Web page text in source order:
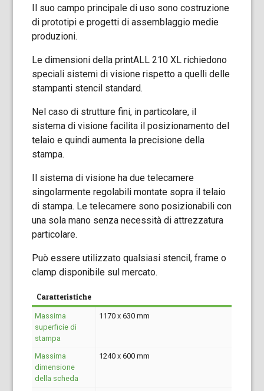
Il suo campo principale di uso sono costruzione
di prototipi e progetti di assemblaggio medie
produzioni.
Le dimensioni della printALL 210 XL richiedono
speciali sistemi di visione rispetto a quelli delle
stampanti stencil standard.
Nel caso di strutture fini, in particolare, il
sistema di visione facilita il posizionamento del
telaio e quindi aumenta la precisione della
stampa.
Il sistema di visione ha due telecamere
singolarmente regolabili montate sopra il telaio
di stampa. Le telecamere sono posizionabili con
una sola mano senza necessità di attrezzatura
particolare.
Può essere utilizzato qualsiasi stencil, frame o
clamp disponibile sul mercato.
Caratteristiche
Massima
superficie di
stampa
1170 x 630 mm
Massima
dimensione
della scheda
1240 x 600 mm